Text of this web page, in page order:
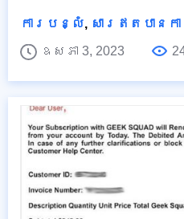
ការបន្លំ, សារឥតបានកា
ឧសភា 3, 2023